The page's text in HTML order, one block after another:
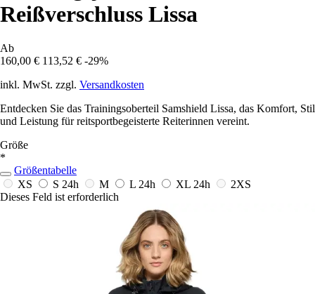
Reißverschluss Lissa
Ab
160,00 € 113,52 € -29%
inkl. MwSt. zzgl. Versandkosten
Entdecken Sie das Trainingsoberteil Samshield Lissa, das Komfort, Stil
und Leistung für reitsportbegeisterte Reiterinnen vereint.
Größe
*
Größentabelle
XS
S 24h M L 24h XL 24h
2XS
Dieses Feld ist erforderlich